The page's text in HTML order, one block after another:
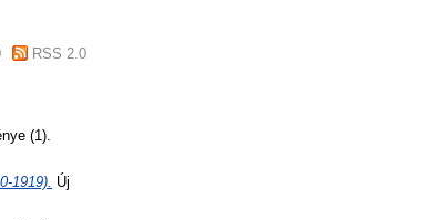
RSS 2.0
(1).
1919). Új